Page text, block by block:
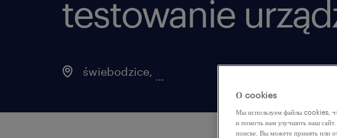
testowanie
świebodzice,
О cookies
Мы используем файлы cookies,
и помочь нам улучшить наш
поиске. Вы можете принять или